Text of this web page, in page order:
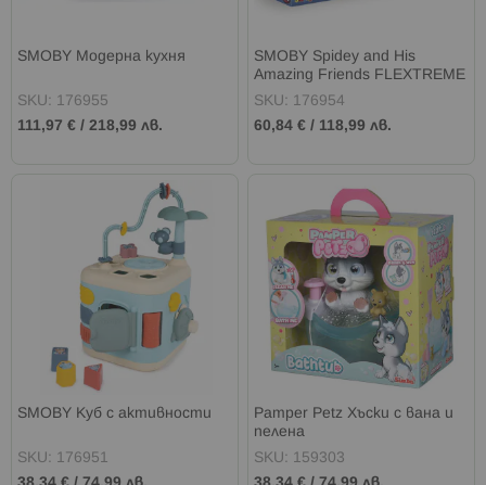
SMOBY Модерна кухня
SKU: 176955
111,97 € / 218,99 лв.
SMOBY Spidey and His
Amazing Friends FLEXTREME
Кола Morales и релси
SKU: 176954
60,84 € / 118,99 лв.
SMOBY Куб с активности
SKU: 176951
Pamper Petz Хъски с вана и
пелена
SKU: 159303